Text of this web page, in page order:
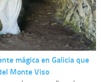
mágica en Galicia que
Monte Viso